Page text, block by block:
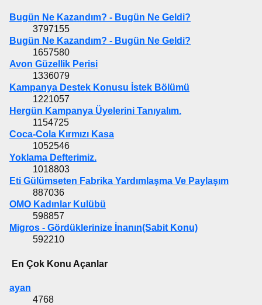
Bugün Ne Kazandım? - Bugün Ne Geldi?
3797155
Bugün Ne Kazandım? - Bugün Ne Geldi?
1657580
Avon Güzellik Perisi
1336079
Kampanya Destek Konusu İstek Bölümü
1221057
Hergün Kampanya Üyelerini Tanıyalım.
1154725
Coca-Cola Kırmızı Kasa
1052546
Yoklama Defterimiz.
1018803
Eti Gülümseten Fabrika Yardımlaşma Ve Paylaşım
887036
OMO Kadınlar Kulübü
598857
Migros - Gördüklerinize İnanın(Sabit Konu)
592210
En Çok Konu Açanlar
ayan
4768